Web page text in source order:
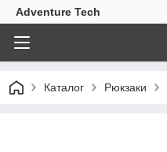
Adventure Tech
Каталог Рюкзаки